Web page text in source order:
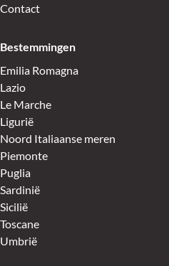
Contact
Bestemmingen
Emilia Romagna
Lazio
Le Marche
Ligurië
Noord Italiaanse meren
Piemonte
Puglia
Sardinië
Sicilië
Toscane
Umbrië